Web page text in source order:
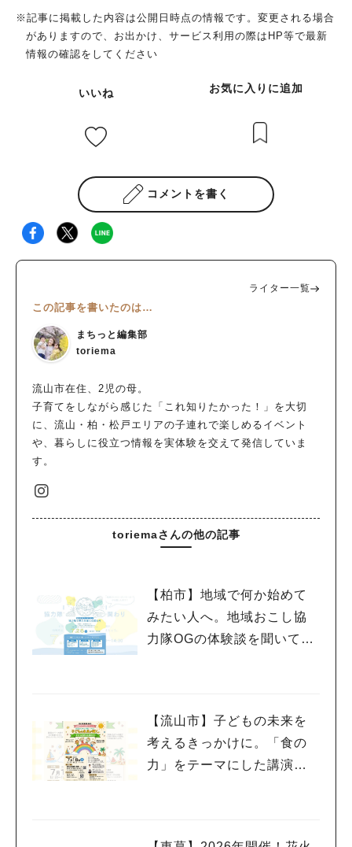
※記事に掲載した内容は公開日時点の情報です。変更される場合
がありますので、お出かけ、サービス利用の際はHP等で最新
情報の確認をしてください
いいね お気に入りに追加
コメントを書く
ライター一覧
この記事を書いたのは…
まちっと編集部
toriema
流山市在住、2児の母。
子育てをしながら感じた「これ知りたかった！」を大切
に、流山・柏・松戸エリアの子連れで楽しめるイベント
や、暮らしに役立つ情報を実体験を交えて発信していま
す。
toriemaさんの他の記事
【柏市】地域で何か始めて
みたい人へ。地域おこし協
力隊OGの体験談を聞いてみ
【流山市】子どもの未来を
考えるきっかけに。「食の
力」をテーマにした講演会